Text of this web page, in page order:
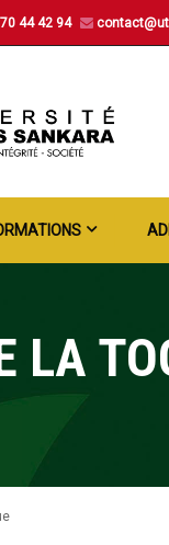
44 42 94
LA